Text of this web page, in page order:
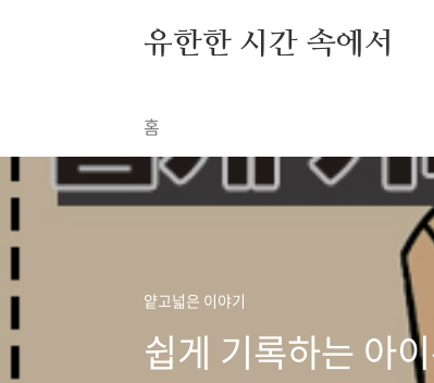
유한한 시간 속에서
홈
얕고넓은 이야기
쉽게 기록하는 아